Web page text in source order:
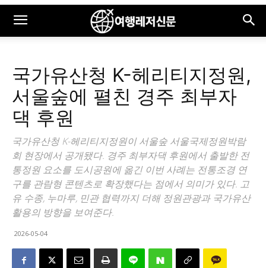
국가유산청 K-헤리티지정원,
서울숲에 펼친 경주 최부자
댁 후원
국가유산청 K-헤리티지정원이 서울숲 서울국제정원박람
회 현장에서 공개됐다. 경주 최부자댁 후원에서 출발한 전
통정원 요소를 도시공원에 옮긴 이번 사례는 전통조경 연
구를 관람형 콘텐츠로 확장했다는 점에서 의미가 있다. 고
유 수종, 누마루, 민관 협력까지 더해 정원관광과 국가유산
활용의 방향을 보여준다.
2026-05-04